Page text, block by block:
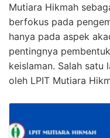
Mutiara Hikmah
berfokus pada
hanya pada aspek
pentingnya
keislaman. Salah
oleh LPIT Mutiara